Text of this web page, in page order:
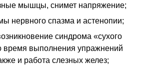
мышцы, снимет напряжение;
нервного спазма и астенопии;
синдрома «сухого
время выполнения упражнений
и работа слезных желез;